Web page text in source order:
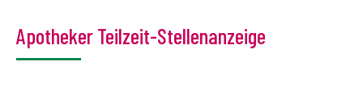
Apotheker Teilzeit-Stellenanzeige